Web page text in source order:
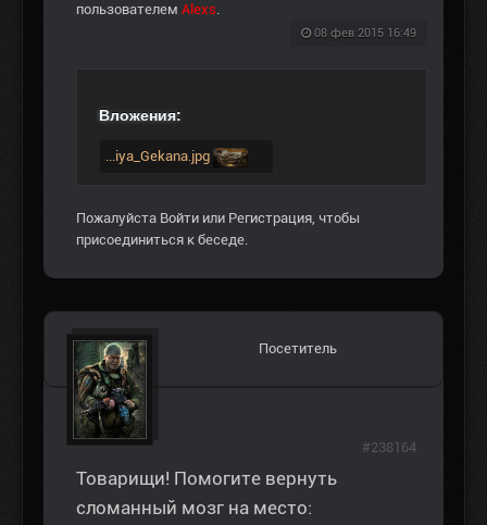
пользователем Alexs.
08 фев 2015 16:49
Вложения:
...iya_Gekana.jpg
Пожалуйста Войти или Регистрация, чтобы
присоединиться к беседе.
Посетитель
Товарищи! Помогите вернуть
сломанный мозг на место:
#238164